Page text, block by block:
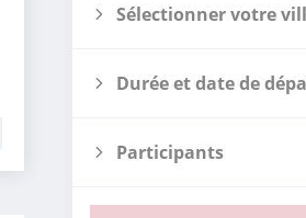
Sélectionner votre
Durée et date de
Participants